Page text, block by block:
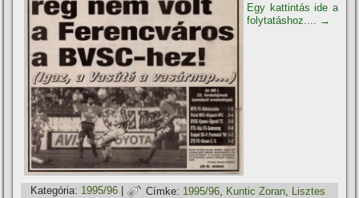
Egy kattintás ide a
folytatáshoz....
→
Kategória: 1995/96 | Címke: 1995/96 Kuntic Zoran Lisztes